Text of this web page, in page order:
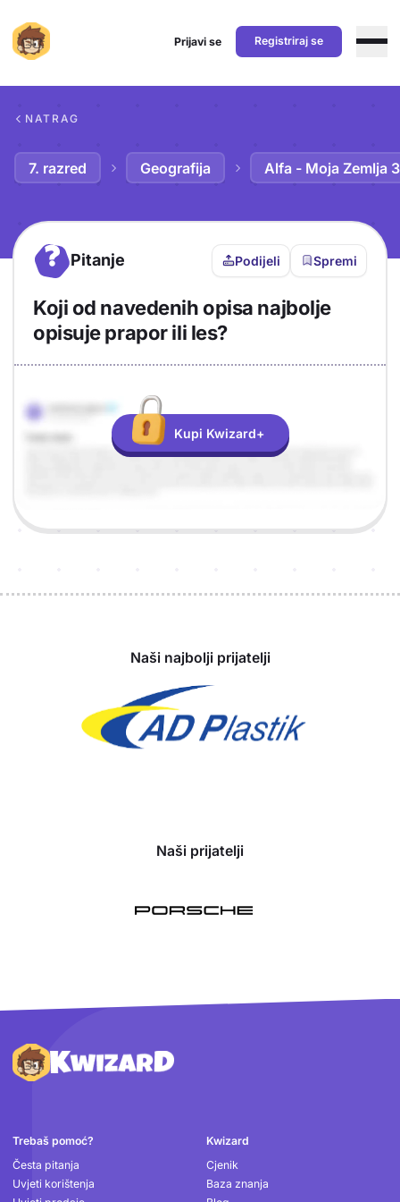
Prijavi se Registriraj se
NATRAG
7. razred Geografija Alfa - Moja Zemlja 3
? Pitanje Podijeli Spremi
Koji od navedenih opisa najbolje
opisuje prapor ili les?
Odgovor
Objašnjenje
Kupi Kwizard+
Naši najbolji prijatelji
Naši prijatelji
Podnožje
Trebaš pomoć?
Česta pitanja
Uvjeti korištenja
Kwizard
Cjenik
Baza znanja